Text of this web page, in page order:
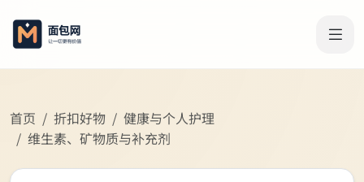
首页 折扣好物
健康与个人护理
维生素、矿物质与补充剂